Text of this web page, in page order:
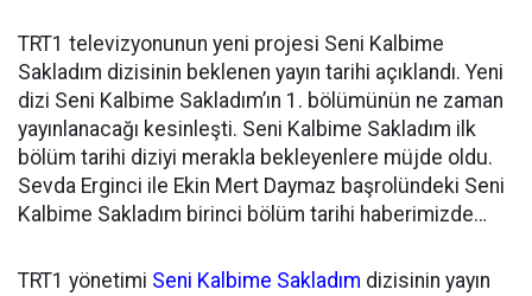
TRT1 televizyonunun yeni projesi Seni Kalbime
Sakladım dizisinin beklenen yayın tarihi açıklandı. Yeni
dizi Seni Kalbime Sakladım’ın 1. bölümünün ne zaman
yayınlanacağı kesinleşti. Seni Kalbime Sakladım ilk
bölüm tarihi diziyi merakla bekleyenlere müjde oldu.
Sevda Erginci ile Ekin Mert Daymaz başrolündeki Seni
Kalbime Sakladım birinci bölüm tarihi haberimizde…
TRT1 yönetimi Seni Kalbime Sakladım dizisinin yayın